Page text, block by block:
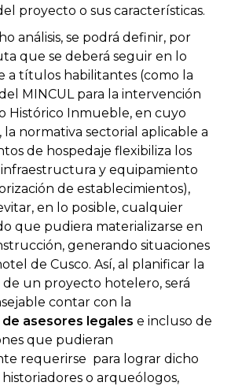
proyecto o sus características.
análisis, se podrá definir, por
que se deberá seguir en lo
a títulos habilitantes (como la
MINCUL para la intervención
Histórico Inmueble, en cuyo
la normativa sectorial aplicable a
de hospedaje flexibiliza los
y equipamiento
de establecimientos),
en lo posible, cualquier
que pudiera materializarse en
generando situaciones
de Cusco. Así, al planificar la
un proyecto hotelero, será
contar con la
asesores legales e incluso de
que pudieran
requerirse para lograr dicho
historiadores o arqueólogos,